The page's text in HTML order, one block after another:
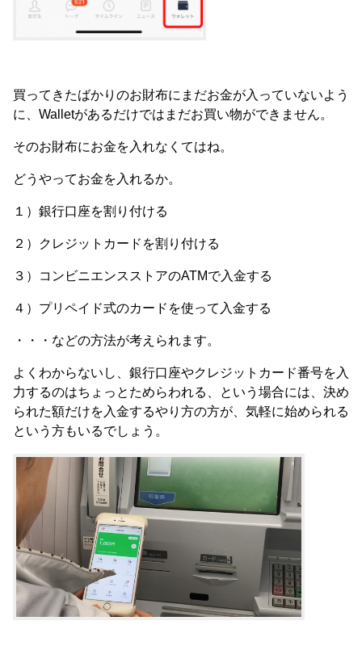
買ってきたばかりのお財布にまだお金が入っていないよう
に、Walletがあるだけではまだお買い物ができません。
そのお財布にお金を入れなくてはね。
どうやってお金を入れるか。
１）銀行口座を割り付ける
２）クレジットカードを割り付ける
３）コンビニエンスストアのATMで入金する
４）プリペイド式のカードを使って入金する
・・・などの方法が考えられます。
よくわからないし、銀行口座やクレジットカード番号を入
力するのはちょっとためらわれる、という場合には、決め
られた額だけを入金するやり方の方が、気軽に始められる
という方もいるでしょう。